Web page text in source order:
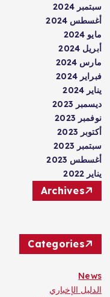
سبتمبر 2024
أغسطس 2024
مايو 2024
أبريل 2024
مارس 2024
فبراير 2024
يناير 2024
ديسمبر 2023
نوفمبر 2023
أكتوبر 2023
سبتمبر 2023
أغسطس 2023
يناير 2022
Archives
Categories
News
الدليل الإخباري